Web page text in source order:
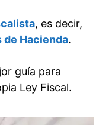
, es decir,
de Hacienda.
guía para
Ley Fiscal.